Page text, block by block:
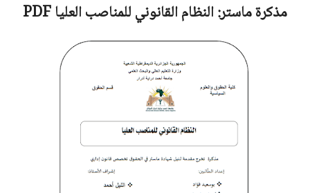
مذكرة ماستر:النظام القانوني للمناصب العلياPDF